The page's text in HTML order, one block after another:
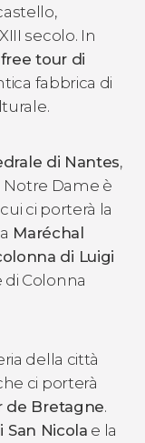
secolo. In
free tour di
fabbrica di
di Nantes,
Notre Dame è
ci porterà la
Maréchal
di Luigi
Colonna
della città
ci porterà
de Bretagne.
San Nicola e la